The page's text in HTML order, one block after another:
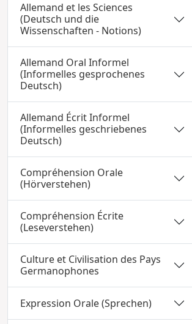
Allemand et les Sciences
(Deutsch und die
Wissenschaften - Notions)
Allemand Oral Informel
(Informelles gesprochenes
Deutsch)
Allemand Écrit Informel
(Informelles geschriebenes
Deutsch)
Compréhension Orale
(Hörverstehen)
Compréhension Écrite
(Leseverstehen)
Culture et Civilisation des Pays
Germanophones
Expression Orale (Sprechen)